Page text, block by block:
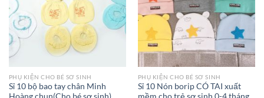
PHỤ KIỆN CHO BÉ SƠ SINH
Sỉ 10 bộ bao tay chân Minh
PHỤ KIỆN CHO BÉ SƠ SINH
Sỉ 10 Nón borip CÓ TAI xuất